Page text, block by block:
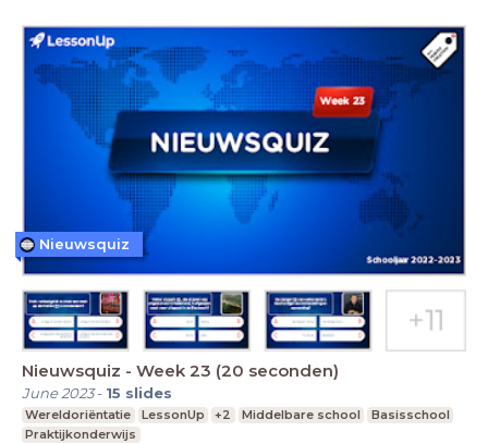
Nieuwsquiz - Week 23 (20 seconden)
June 2023- 15 slides
Wereldoriëntatie LessonUp +2 Middelbare school
Basisschool
Praktijkonderwijs
Nieuwsquiz